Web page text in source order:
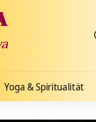
Yoga & Spiritualität